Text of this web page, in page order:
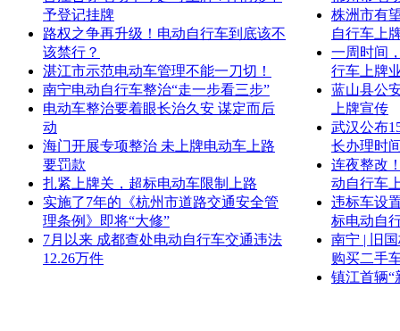
予登记挂牌
路权之争再升级！电动自行车到底该不
该禁行？
湛江市示范电动车管理不能一刀切！
南宁电动自行车整治“走一步看三步”
电动车整治要着眼长治久安 谋定而后
动
海门开展专项整治 未上牌电动车上路
要罚款
扎紧上牌关，超标电动车限制上路
实施了7年的《杭州市道路交通安全管
理条例》即将“大修”
7月以来 成都查处电动自行车交通违法
12.26万件
株洲市有
自行车上
一周时间
行车上牌
蓝山县公
上牌宣传
武汉公布
长办理时
连夜整改
动自行车
违标车设
标电动自
南宁 | 旧
购买二手
镇江首辆“